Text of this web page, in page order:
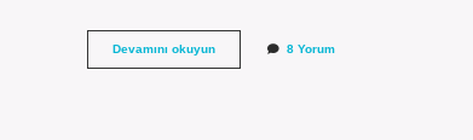
Devamını okuyunEresus
Zehirli
8 Yorum